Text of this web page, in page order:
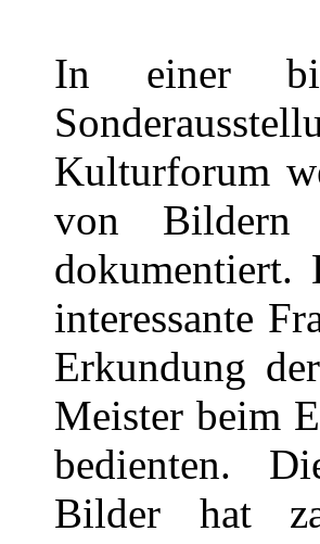
In einer
Kulturforum
von Bildern
interessante
Erkundung
Meister beim
bedienten.
Bilder hat